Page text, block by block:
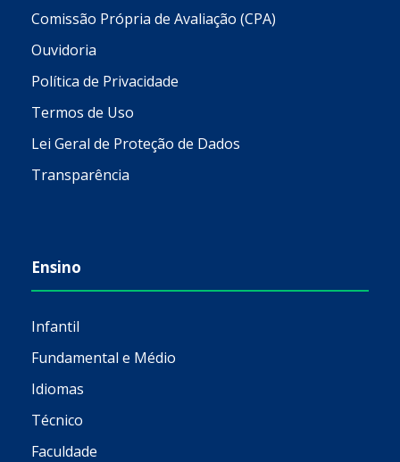
Comissão Própria de Avaliação (CPA)
Ouvidoria
Política de Privacidade
Termos de Uso
Lei Geral de Proteção de Dados
Transparência
Ensino
Infantil
Fundamental e Médio
Idiomas
Técnico
Faculdade